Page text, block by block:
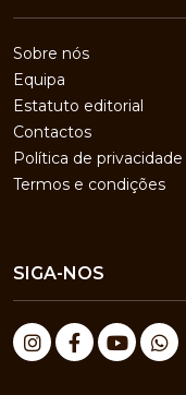
Sobre nós
Equipa
Estatuto editorial
Contactos
Política de privacidade
Termos e condições
SIGA-NOS